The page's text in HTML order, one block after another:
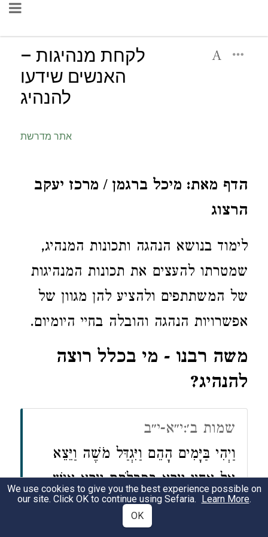
לקחת מנהיגות –
האנשים שידעו
להנהיג
אתר מדרשת
הדף מאת: מיכל ברגמן / מרכז יעקב
הרצוג
לימוד בנושא הנהגה ותכונות המנהיג,
שמטרתו להעצים את תכונות המנהיגות
של המשתתפים ולהציע להן מגוון של
אפשרויות הנהגה והובלה בחיי היומיום.
משה רבנו - מי בכלל רוצה
להנהיג?
שמות ב׳:י״א-י״ב
וַיְהִי בַּיָּמִים הָהֵם וַיִּגְדַּל מֹשֶׁה וַיֵּצֵא
אֶל-אֶחָיו וַיַּרְא בְּסִבְלֹתָם וַיַּרְא אִישׁ
מִצְרִי מַכֶּה אִישׁ-עִבְרִי מֵאֶחָיו. וַיִּפֶן
כֹּה וָכֹה וַיַּרְא כִּי אֵין אִישׁ וַיַּךְ
We use cookies to give you the best experience possible on
our site. Click OK to continue using Sefaria. Learn More.
OK